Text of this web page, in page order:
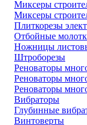
Миксеры
Миксеры
Плиткорезы
Отбойные
Ножницы
Штроборезы
Реноваторы
Реноваторы
Реноваторы
Вибраторы
Глубинные
Винтоверты